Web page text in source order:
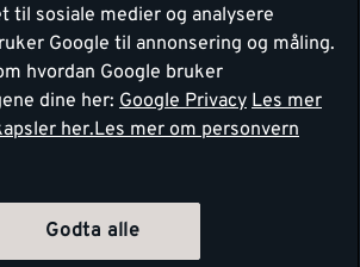
til sosiale medier og analysere
Google til annonsering og måling.
hvordan Google bruker
dine her: Google Privacy Les mer
her.Les mer om personvern
Godta alle